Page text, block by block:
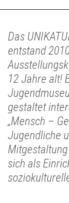
Das
entstand
12 Jahre alt!
gestaltet
„Mensch –
Jugendliche
sich als